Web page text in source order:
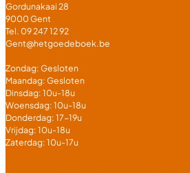
Gordunakaai 28
9000 Gent
Tel. 09 247 12 92
Gent@hetgoedeboek.be
Zondag: Gesloten
Maandag: Gesloten
Dinsdag: 10u-18u
Woensdag: 10u-18u
Donderdag: 17-19u
Vrijdag: 10u-18u
Zaterdag: 10u-17u